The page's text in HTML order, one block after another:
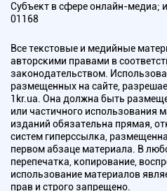
Субъект в сфере онлайн-медиа;
01168
Все текстовые и медийные
авторскими правами в
законодательством.
размещенных на сайте,
1kr.ua. Она должна быть
или частичного использования
изданий обязательна прямая,
систем гиперссылка,
первом абзаце материала. В
перепечатка, копирование,
использование материалов
прав и строго запрещено.